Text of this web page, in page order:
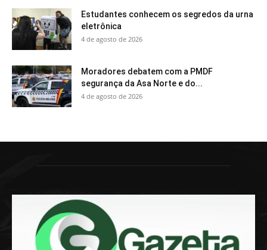
Estudantes conhecem os segredos da urna
eletrônica
4 de agosto de 2026
Moradores debatem com a PMDF
segurança da Asa Norte e do...
4 de agosto de 2026